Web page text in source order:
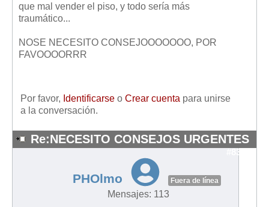
que mal vender el piso, y todo sería más
traumático...
NOSE NECESITO CONSEJOOOOOOO, POR
FAVOOOORRR
Por favor, Identificarse o Crear cuenta para unirse
a la conversación.
Re:NECESITO CONSEJOS URGENTES
#8379
PHOlmo Fuera de línea
Mensajes: 113